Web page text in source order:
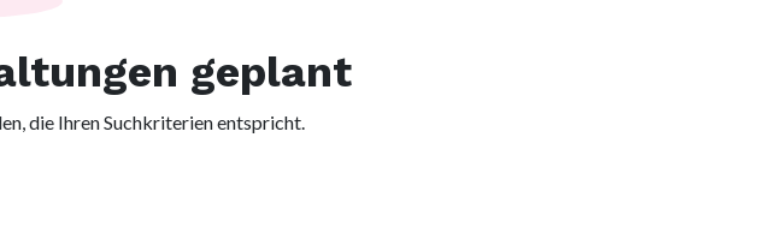
geplant
die Ihren Suchkriterien entspricht.